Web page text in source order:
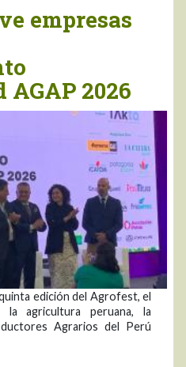
empresas
2026
edición del Agrofest, el
la agricultura peruana, la
Agrarios del Perú